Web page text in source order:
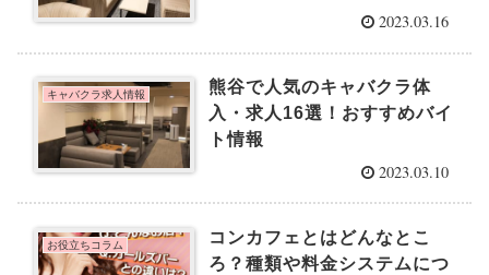
2023.03.16
キャバクラ求人情報
熊谷で人気のキャバクラ体
入・求人16選！おすすめバイ
ト情報
2023.03.10
お役立ちコラム
コンカフェとはどんなとこ
ろ？種類や料金システムにつ